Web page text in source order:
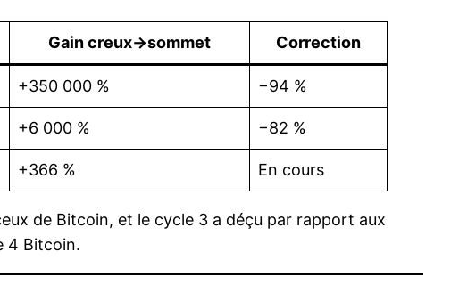
Gain creux→sommet Correction
+350 000 % −94 %
+6 000 % −82 %
+366 % En cours
de Bitcoin, et le cycle 3 a déçu par rapport aux
4 Bitcoin.